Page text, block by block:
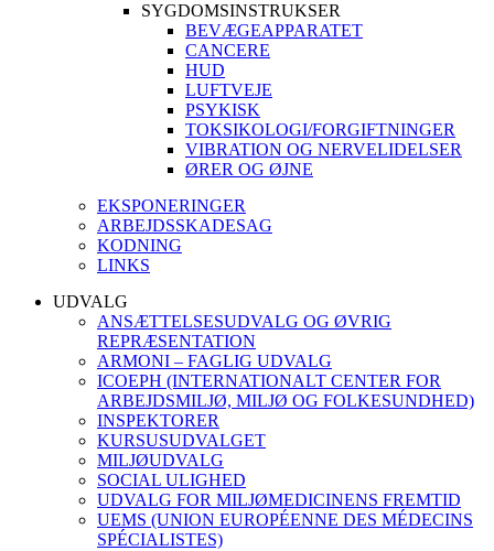
SYGDOMSINSTRUKSER
BEVÆGEAPPARATET
CANCERE
HUD
LUFTVEJE
PSYKISK
TOKSIKOLOGI/FORGIFTNINGER
VIBRATION OG NERVELIDELSER
ØRER OG ØJNE
EKSPONERINGER
ARBEJDSSKADESAG
KODNING
LINKS
UDVALG
ANSÆTTELSESUDVALG OG ØVRIG
REPRÆSENTATION
ARMONI – FAGLIG UDVALG
ICOEPH (INTERNATIONALT CENTER FOR
ARBEJDSMILJØ, MILJØ OG FOLKESUNDHED)
INSPEKTORER
KURSUSUDVALGET
MILJØUDVALG
SOCIAL ULIGHED
UDVALG FOR MILJØMEDICINENS FREMTID
UEMS (UNION EUROPÉENNE DES MÉDECINS
SPÉCIALISTES)